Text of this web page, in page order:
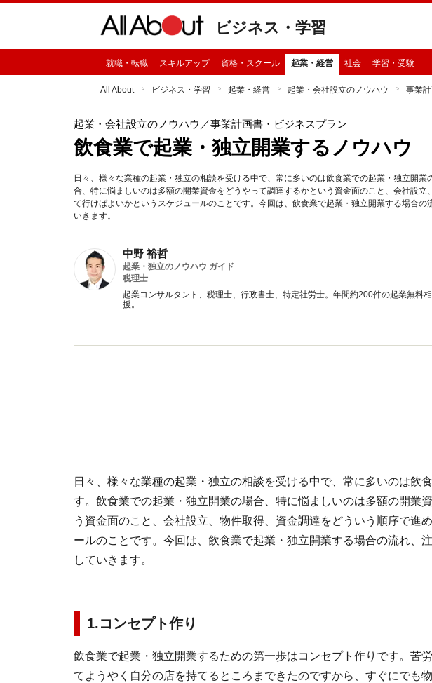
ビジネス・学習
就職・転職 スキルアップ 資格・スクール 起業・経営 社会 学習・受験
All About ビジネス・学習 起業・経営 起業・会社設立のノウハウ 事業
起業・会社設立のノウハウ ／事業計画書・ビジネスプラン
飲食業で起業・独立開業するノウハウ
日々、様々な業種の起業・独立の相談を受ける中で、常に多いのは飲食業での起業・独立開
合、特に悩ましいのは多額の開業資金をどうやって調達するかという資金面のこと、会社設
て行けばよいかというスケジュールのことです。今回は、飲食業で起業・独立開業する場合
いきます。
中野 裕哲
起業・独立のノウハウ ガイド
税理士
起業コンサルタント、税理士、行政書士、特定社労士。年間約200件の起業無料
援。
日々、様々な業種の起業・独立の相談を受ける中で、常に多いのは飲
す。飲食業での起業・独立開業の場合、特に悩ましいのは多額の開業
う資金面のこと、会社設立、物件取得、資金調達をどういう順序で進
ールのことです。今回は、飲食業で起業・独立開業する場合の流れ、
していきます。
1.コンセプト作り
飲食業で起業・独立開業するための第一歩はコンセプト作りです。苦
てようやく自分の店を持てるところまできたのですから、すぐにでも